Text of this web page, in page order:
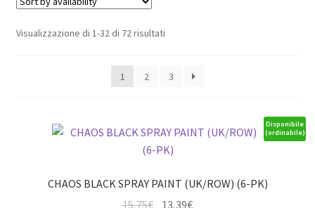
Visualizzazione di 1-32 di 72 risultati
1 2 3
Disponibile
(ordinabile)
CHAOS BLACK SPRAY PAINT (UK/ROW) (6-PK)
15,75€ 13,39€Il